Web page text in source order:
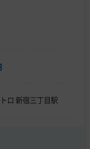
ロ 新宿三丁目駅